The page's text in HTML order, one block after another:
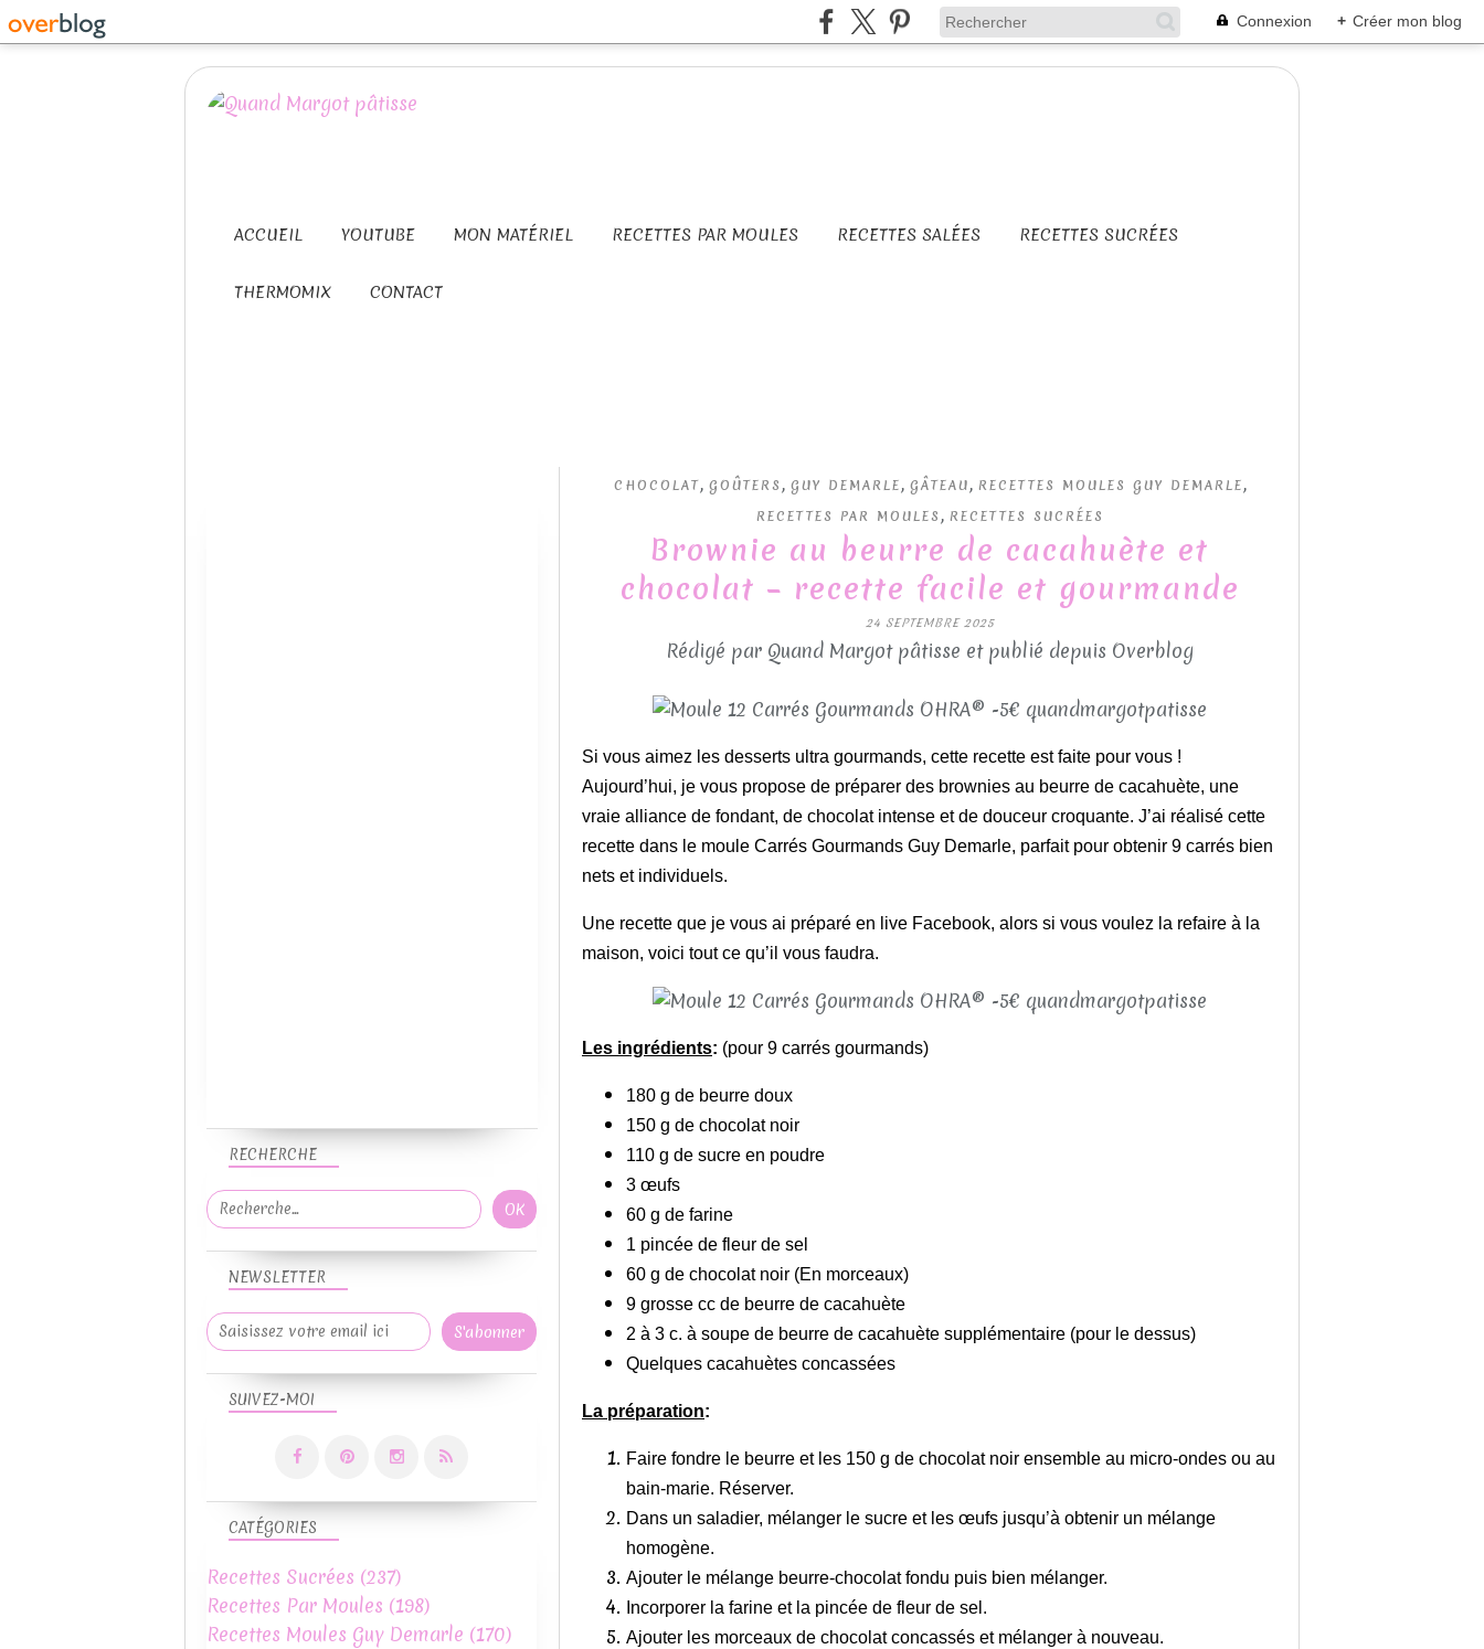
Connexion + Créer mon blog
ACCUEIL YOUTUBE MON MATÉRIEL RECETTES PAR MOULES RECETTES SALÉES RECETTES SUCRÉES
THERMOMIX CONTACT
CHOCOLAT, GOÛTERS , GUY DEMARLE, GÂTEAU, RECETTES MOULES GUY DEMARLE,
RECETTES PAR MOULES , RECETTES SUCRÉES
Brownie au beurre de cacahuète et
chocolat – recette facile et gourmande
24 SEPTEMBRE 2025
Rédigé par Quand Margot pâtisse et publié depuis Overblog
Si vous aimez les desserts ultra gourmands, cette recette est faite pour vous !
Aujourd’hui, je vous propose de préparer des brownies au beurre de cacahuète, une
vraie alliance de fondant, de chocolat intense et de douceur croquante. J’ai réalisé cette
recette dans le moule Carrés Gourmands Guy Demarle, parfait pour obtenir 9 carrés bien
nets et individuels.
Une recette que je vous ai préparé en live Facebook, alors si vous voulez la refaire à la
maison, voici tout ce qu’il vous faudra.
Les ingrédients: (pour 9 carrés gourmands)
180 g de beurre doux
150 g de chocolat noir
110 g de sucre en poudre
3 œufs
60 g de farine
1 pincée de fleur de sel
60 g de chocolat noir (En morceaux)
9 grosse cc de beurre de cacahuète
2 à 3 c. à soupe de beurre de cacahuète supplémentaire (pour le dessus)
Quelques cacahuètes concassées
La préparation:
Faire fondre le beurre et les 150 g de chocolat noir ensemble au micro-ondes ou au
bain-marie. Réserver.
Dans un saladier, mélanger le sucre et les œufs jusqu’à obtenir un mélange
homogène.
Ajouter le mélange beurre-chocolat fondu puis bien mélanger.
Incorporer la farine et la pincée de fleur de sel.
Ajouter les morceaux de chocolat concassés et mélanger à nouveau.
NEWSLETTER
SUIVEZ-MOI
RECHERCHE
CATÉGORIES
Recettes Sucrées (237)
Recettes Par Moules (198)
Recettes Moules Guy Demarle (170)